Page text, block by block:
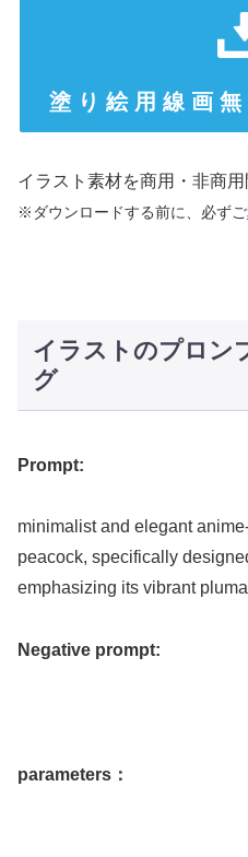
塗 り 絵 用 線 画
イラスト素材を商用・非商
※ダウンロードする前に、必ずご
イラストのプロン
グ
Prompt:
minimalist and elegant
peacock, specifically
emphasizing its vibrant
Negative prompt:
parameters：